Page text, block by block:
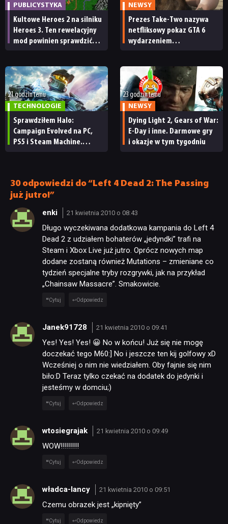
PUBLICYSTYKA
Kultowe Heroes 2 na silniku
Heroes 3. Ten rewelacyjny
mod powinien sprawdzić
NEWSY
Prezes Take-Two nazywa
netfliksowy pokaz GTA 6
wydarzeniem
ma subskrybentów
21 godzin temu
TECHNOLOGIE
Sprawdziłem Halo:
Campaign Evolved na PC,
PS5 i Steam Machine.
23 godzin temu
NEWSY
Dying Light 2, Gears of War:
E-Day i inne. Darmowe gry
i okazje w tym tygodniu
30 odpowiedzi do “Left 4 Dead 2: The Passing
już jutro!”
enki 21 kwietnia 2010 o 08:43
Długo wyczekiwana dodatkowa kampania do Left 4
Dead 2 z udziałem bohaterów „jedyndki” trafi na
Steam i Xbox Live już jutro. Oprócz nowych map
dodane zostaną również Mutations – zmieniane co
tydzień specjalne tryby rozgrywki, jak na przykład
„Chainsaw Massacre”. Smakowicie.
Cytuj Odpowiedz
Janek91728 21 kwietnia 2010 o 09:41
Yes! Yes! Yes! 😀 No w końcu! Już się nie mogę
doczekać tego M60:] No i jeszcze ten kij golfowy xD
Wcześniej o nim nie wiedziałem. Oby fajnie się nim
biło:D Teraz tylko czekać na dodatek do jedynki i
jesteśmy w domciu;)
Cytuj Odpowiedz
wtosiegrajak 21 kwietnia 2010 o 09:49
WOW!!!!!!!!!
Cytuj Odpowiedz
władca-lancy 21 kwietnia 2010 o 09:51
Czemu obrazek jest „kipnięty”
Cytuj Odpowiedz